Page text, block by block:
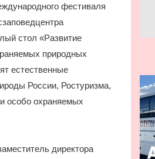
фестиваля
стол «Развитие
природных
естественные
России, Ростуризма,
особо охраняемых
директора